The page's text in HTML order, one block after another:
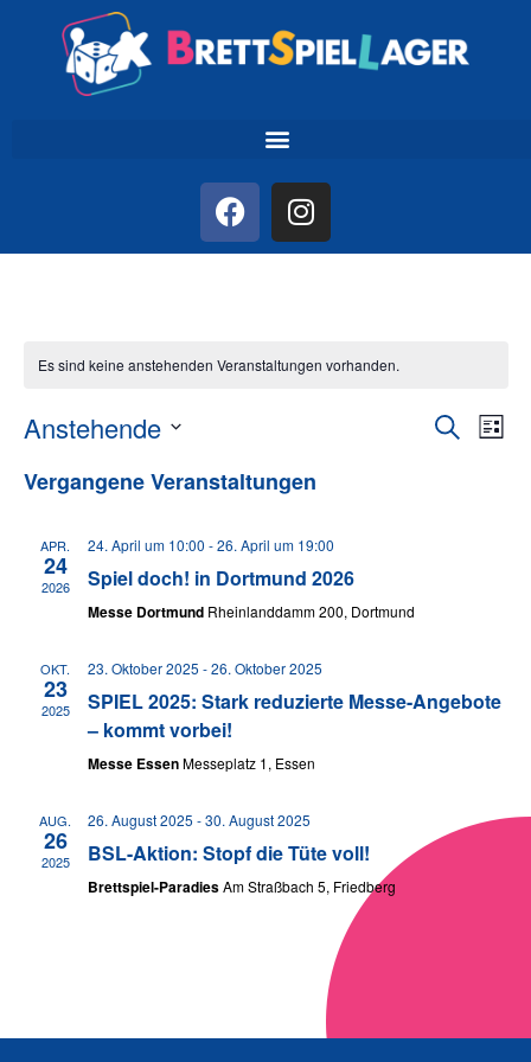
Es sind keine anstehenden Veranstaltungen vorhanden.
SucheListe
Anstehende
wählen.
Vergangene Veranstaltungen
APR.
24
2026
24. April um 10:00 -26. April um 19:00
Spiel doch! in Dortmund 2026
Messe Dortmund Rheinlanddamm 200, Dortmund
OKT.
23
2025
23. Oktober 2025 -26. Oktober 2025
SPIEL 2025: Stark reduzierte Messe-Angebote
– kommt vorbei!
Messe EssenMesseplatz 1, Essen
AUG.
26
2025
26. August 2025 -30. August 2025
BSL-Aktion: Stopf die Tüte voll!
Brettspiel-ParadiesAm Straßbach 5, Friedberg